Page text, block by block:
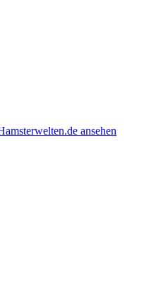
ansehen